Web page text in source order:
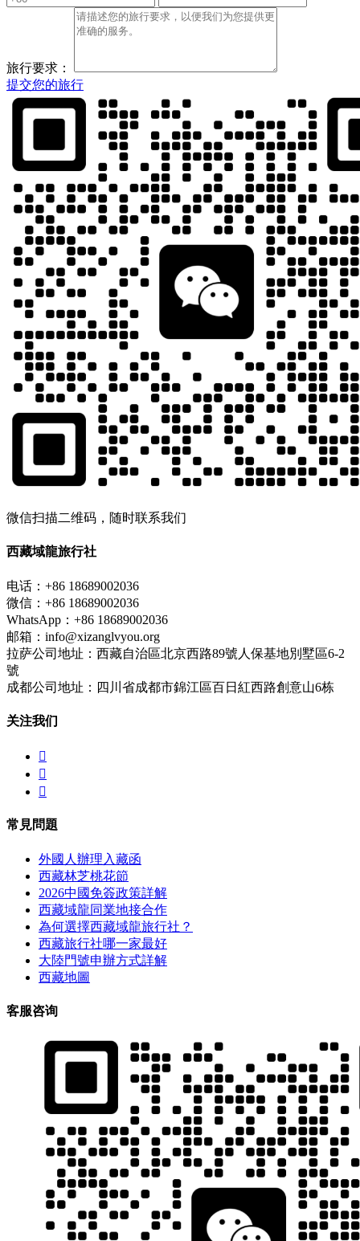
旅行要求：
提交您的旅行
微信扫描二维码，随时联系我们
西藏域龍旅行社
电话：+86 18689002036
微信：+86 18689002036
WhatsApp：+86 18689002036
邮箱：info@xizanglvyou.org
拉萨公司地址：西藏自治區北京西路89號人保基地別墅區6-2
號
成都公司地址：四川省成都市錦江區百日紅西路創意山6栋
关注我们



常見問題
外國人辦理入藏函
西藏林芝桃花節
2026中國免簽政策詳解
西藏域龍同業地接合作
為何選擇西藏域龍旅行社？
西藏旅行社哪一家最好
大陸門號申辦方式詳解
西藏地圖
客服咨询